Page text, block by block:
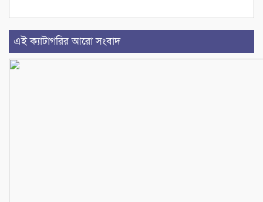
এই ক্যাটাগরির আরো সংবাদ